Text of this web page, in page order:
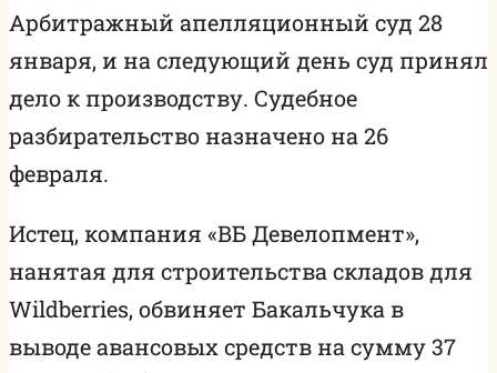
Арбитражный апелляционный суд 28
января, и на следующий день суд принял
дело к производству. Судебное
разбирательство назначено на 26
февраля.
Истец, компания «ВБ Девелопмент»,
нанятая для строительства складов для
Wildberries, обвиняет Бакальчука в
выводе авансовых средств на сумму 37